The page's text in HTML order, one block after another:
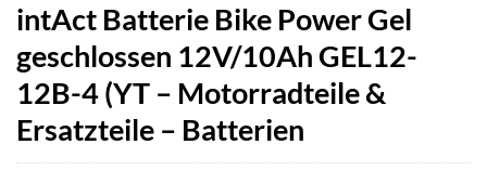
intAct Batterie Bike Power Gel
geschlossen 12V/10Ah GEL12-
12B-4 (YT – Motorradteile &
Ersatzteile – Batterien